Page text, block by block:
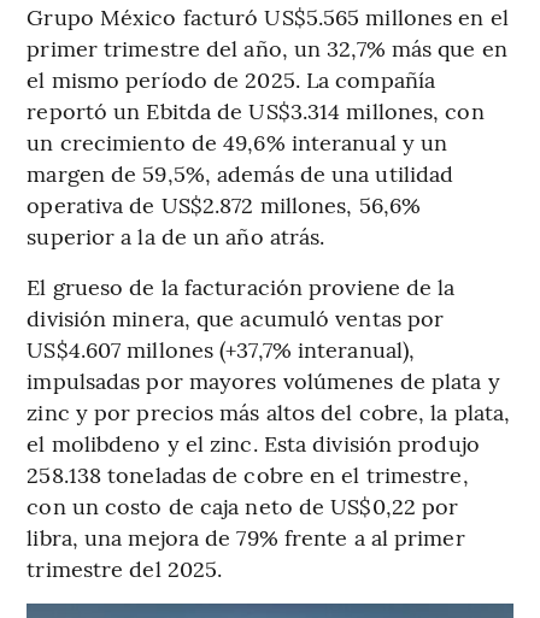
Grupo México facturó US$5.565 millones en el
primer trimestre del año, un 32,7% más que en
el mismo período de 2025. La compañía
reportó un Ebitda de US$3.314 millones, con
un crecimiento de 49,6% interanual y un
margen de 59,5%, además de una utilidad
operativa de US$2.872 millones, 56,6%
superior a la de un año atrás.
El grueso de la facturación proviene de la
división minera, que acumuló ventas por
US$4.607 millones (+37,7% interanual),
impulsadas por mayores volúmenes de plata y
zinc y por precios más altos del cobre, la plata,
el molibdeno y el zinc. Esta división produjo
258.138 toneladas de cobre en el trimestre,
con un costo de caja neto de US$0,22 por
libra, una mejora de 79% frente a al primer
trimestre del 2025.